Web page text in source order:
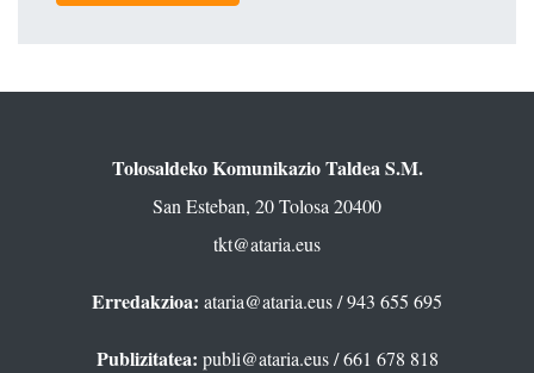
Tolosaldeko Komunikazio Taldea S.M.
San Esteban, 20 Tolosa 20400
tkt@ataria.eus
Erredakzioa: ataria@ataria.eus/ 943 655 695
Publizitatea: publi@ataria.eus/ 661 678 818